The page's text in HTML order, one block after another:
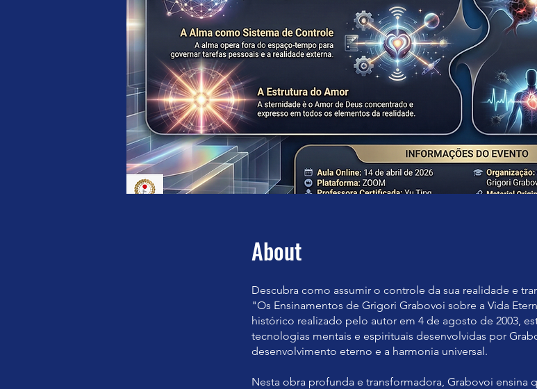
About
Descubra como assumir o controle da sua realidade e
"Os Ensinamentos de Grigori Grabovoi sobre a Vida
histórico realizado pelo autor em 4 de agosto de 2003,
tecnologias mentais e espirituais desenvolvidas por
desenvolvimento eterno e a harmonia universal.
Nesta obra profunda e transformadora, Grabovoi ensina